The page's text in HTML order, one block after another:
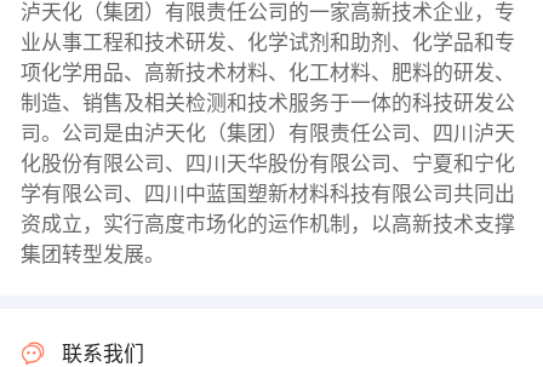
泸天化（集团）有限责任公司的一家高新技术企业，专
业从事工程和技术研发、化学试剂和助剂、化学品和专
项化学用品、高新技术材料、化工材料、肥料的研发、
制造、销售及相关检测和技术服务于一体的科技研发公
司。公司是由泸天化（集团）有限责任公司、四川泸天
化股份有限公司、四川天华股份有限公司、宁夏和宁化
学有限公司、四川中蓝国塑新材料科技有限公司共同出
资成立，实行高度市场化的运作机制，以高新技术支撑
集团转型发展。
联系我们